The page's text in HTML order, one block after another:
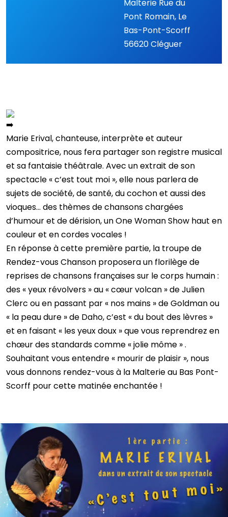
Malterie Rue du
Pont Romain, Le
Bas-Pont-Scorff
56620 Cléguer
Marie Erival, chanteuse, interprète et auteur
compositrice, nous fera partager son registre musical
et sa fantaisie théâtrale. Avec un extrait de son
spectacle « c’est tout moi », elle nous parlera de
sujets de société, de santé, du cochon et aussi des
vioques… des thèmes de chansons chargées
d’humour et de dérision, un One Woman Show haut en
couleur et en cordes vocales !
En réponse à cette première partie, la troupe de
Rendez-vous Chanson proposera un florilège de
reprises de chansons françaises sur le corps humain :
des « yeux révolvers » au « cœur volcan » de Julien
Clerc ou en passant par « nos mains » de Goldman ou
« la peau dure » de Daho, c’est « du bout des lèvres »
et en faisant « les yeux doux » que vous reprendrez en
chœur des standards comme « jolie môme » .
Souhaitant vous entendre « mourir de plaisir », nous
vous donnons rendez-vous à la Malterie au Bas Pont-
Scorff pour cette matinée enchantée !